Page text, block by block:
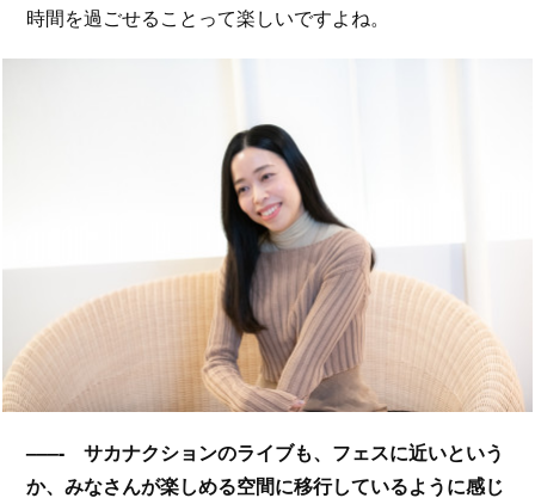
時間を過ごせることって楽しいですよね。
–––- サカナクションのライブも、フェスに近いという
か、みなさんが楽しめる空間に移行しているように感じ